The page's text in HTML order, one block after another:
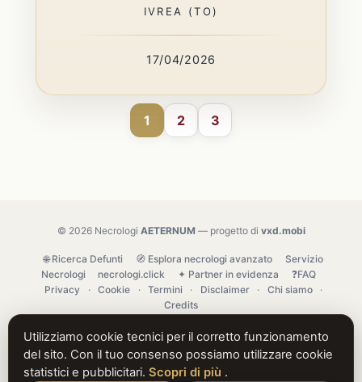
IVREA (TO)
17/04/2026
1 2 3
© 2026 Necrologi AETERNUM— progetto di vxd.mobi
🌐 Ricerca Defunti 🧭 Esplora necrologi avanzato
Servizio
Necrologi
necrologi.click ✦ Partner in evidenza
❓FAQ
Privacy
· Cookie · Termini · Disclaimer · Chi siamo
·
Credits
Utilizziamo cookie tecnici per il corretto funzionamento
del sito. Con il tuo consenso possiamo utilizzare cookie
statistici e pubblicitari. Scopri di più .